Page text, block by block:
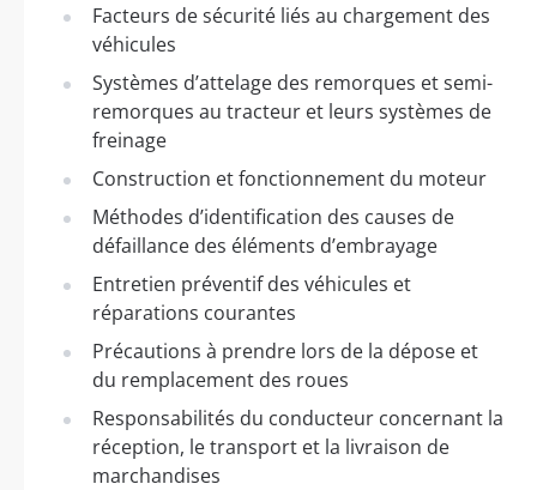
Facteurs de sécurité liés au chargement des
véhicules
Systèmes d’attelage des remorques et semi-
remorques au tracteur et leurs systèmes de
freinage
Construction et fonctionnement du moteur
Méthodes d’identification des causes de
défaillance des éléments d’embrayage
Entretien préventif des véhicules et
réparations courantes
Précautions à prendre lors de la dépose et
du remplacement des roues
Responsabilités du conducteur concernant la
réception, le transport et la livraison de
marchandises